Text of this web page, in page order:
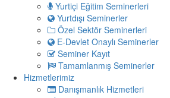
Yurtiçi Eğitim Seminerleri
Yurtdışı Seminerler
Özel Sektör Seminerleri
E-Devlet Onaylı Seminerler
Seminer Kayıt
Tamamlanmış Seminerler
Hizmetlerimiz
Danışmanlık Hizmetleri